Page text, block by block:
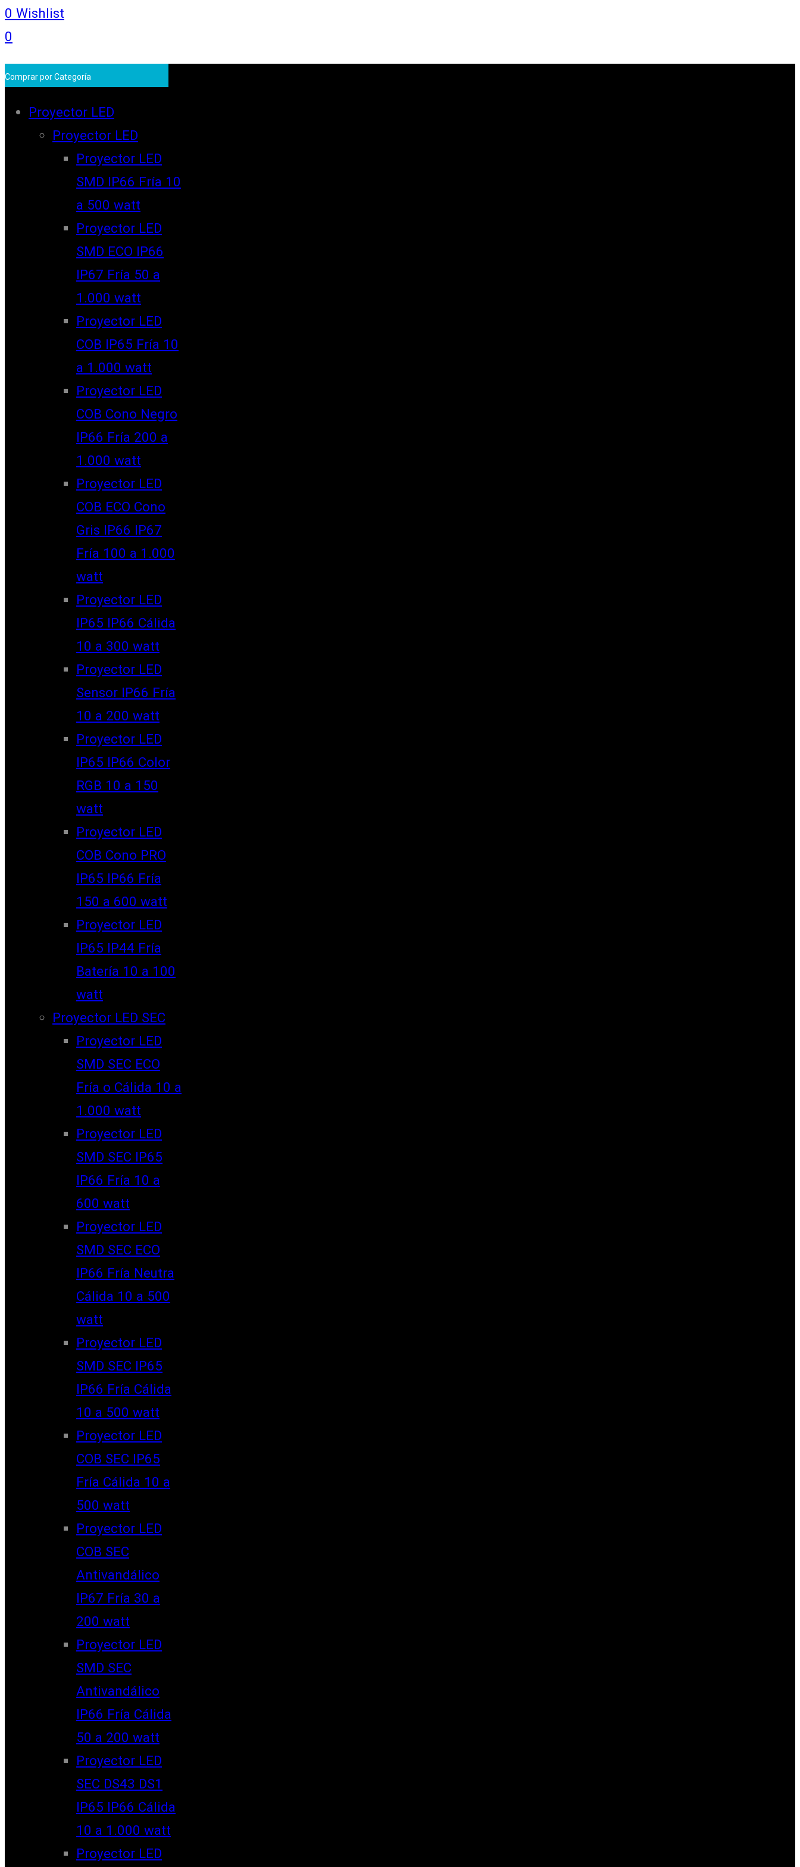
0 Wishlist
0
Comprar por Categoría
Proyector LED
Proyector LED
Proyector LED
SMD IP66 Fría 10
a 500 watt
Proyector LED
SMD ECO IP66
IP67 Fría 50 a
1.000 watt
Proyector LED
COB IP65 Fría 10
a 1.000 watt
Proyector LED
COB Cono Negro
IP66 Fría 200 a
1.000 watt
Proyector LED
COB ECO Cono
Gris IP66 IP67
Fría 100 a 1.000
watt
Proyector LED
IP65 IP66 Cálida
10 a 300 watt
Proyector LED
Sensor IP66 Fría
10 a 200 watt
Proyector LED
IP65 IP66 Color
RGB 10 a 150
watt
Proyector LED
COB Cono PRO
IP65 IP66 Fría
150 a 600 watt
Proyector LED
IP65 IP44 Fría
Batería 10 a 100
watt
Proyector LED SEC
Proyector LED
SMD SEC ECO
Fría o Cálida 10 a
1.000 watt
Proyector LED
SMD SEC IP65
IP66 Fría 10 a
600 watt
Proyector LED
SMD SEC ECO
IP66 Fría Neutra
Cálida 10 a 500
watt
Proyector LED
SMD SEC IP65
IP66 Fría Cálida
10 a 500 watt
Proyector LED
COB SEC IP65
Fría Cálida 10 a
500 watt
Proyector LED
COB SEC
Antivandálico
IP67 Fría 30 a
200 watt
Proyector LED
SMD SEC
Antivandálico
IP66 Fría Cálida
50 a 200 watt
Proyector LED
SEC DS43 DS1
IP65 IP66 Cálida
10 a 1.000 watt
Proyector LED